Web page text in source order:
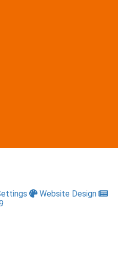
Website Design